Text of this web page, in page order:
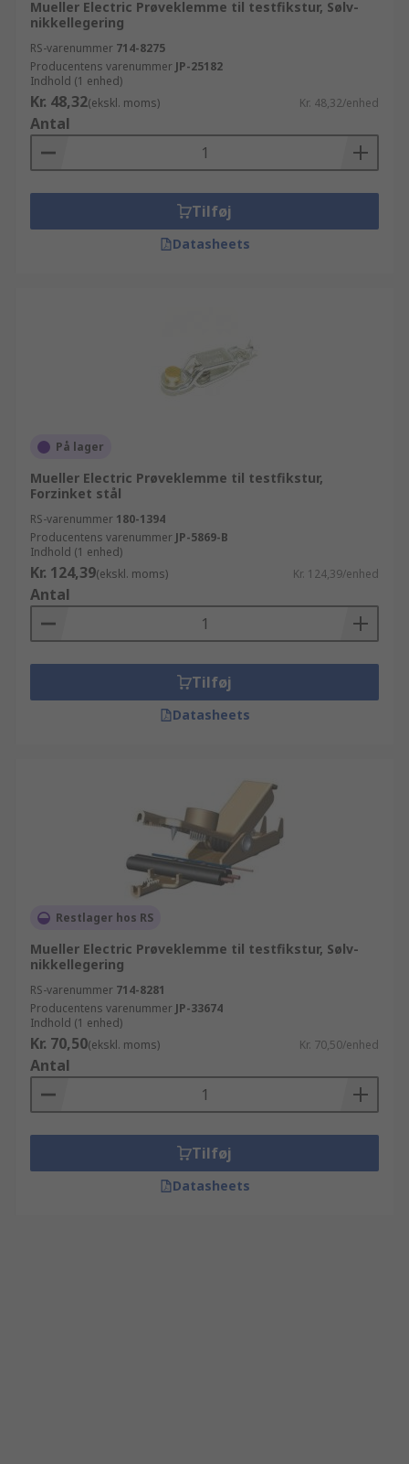
Mueller Electric Prøveklemme til testfikstur, Sølv-
nikkellegering
RS-varenummer 714-8275
Producentens varenummer JP-25182
Indhold (1 enhed)
Kr. 48,32(ekskl. moms) Kr. 48,32/enhed
Antal
Tilføj
Datasheets
På lager
Mueller Electric Prøveklemme til testfikstur,
Forzinket stål
RS-varenummer 180-1394
Producentens varenummer JP-5869-B
Indhold (1 enhed)
Kr. 124,39(ekskl. moms) Kr. 124,39/enhed
Antal
Tilføj
Datasheets
Restlager hos RS
Mueller Electric Prøveklemme til testfikstur, Sølv-
nikkellegering
RS-varenummer 714-8281
Producentens varenummer JP-33674
Indhold (1 enhed)
Kr. 70,50(ekskl. moms) Kr. 70,50/enhed
Antal
Tilføj
Datasheets